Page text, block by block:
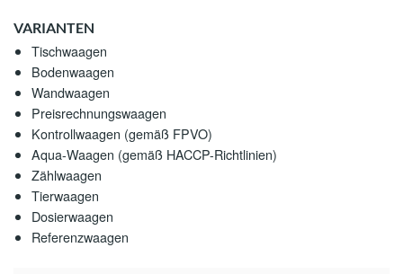
MOBILE ABFÜLLANLAGE
WÄGE- UND TRIMMSYSTEM FÜR ROTORBLÄTTER
VARIANTEN
Tischwaagen
Bodenwaagen
Wandwaagen
Preisrechnungswaagen
Kontrollwaagen (gemäß FPVO)
Aqua-Waagen (gemäß HACCP-Richtlinien)
Zählwaagen
Tierwaagen
Dosierwaagen
Referenzwaagen